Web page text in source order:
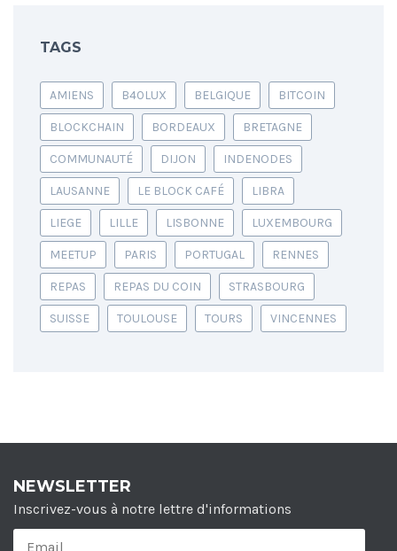
TAGS
AMIENS B40LUX BELGIQUE BITCOIN
BLOCKCHAIN BORDEAUX BRETAGNE
COMMUNAUTÉ DIJON INDENODES
LAUSANNE LE BLOCK CAFÉ LIBRA
LIEGE LILLE LISBONNE LUXEMBOURG
MEETUP PARIS PORTUGAL RENNES
REPAS REPAS DU COIN STRASBOURG
SUISSE TOULOUSE TOURS VINCENNES
NEWSLETTER
Inscrivez-vous à notre lettre d'informations